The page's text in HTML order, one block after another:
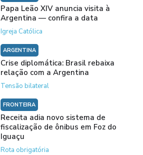
Papa Leão XIV anuncia visita à
Argentina — confira a data
Igreja Católica
ARGENTINA
Crise diplomática: Brasil rebaixa
relação com a Argentina
Tensão bilateral
FRONTEIRA
Receita adia novo sistema de
fiscalização de ônibus em Foz do
Iguaçu
Rota obrigatória